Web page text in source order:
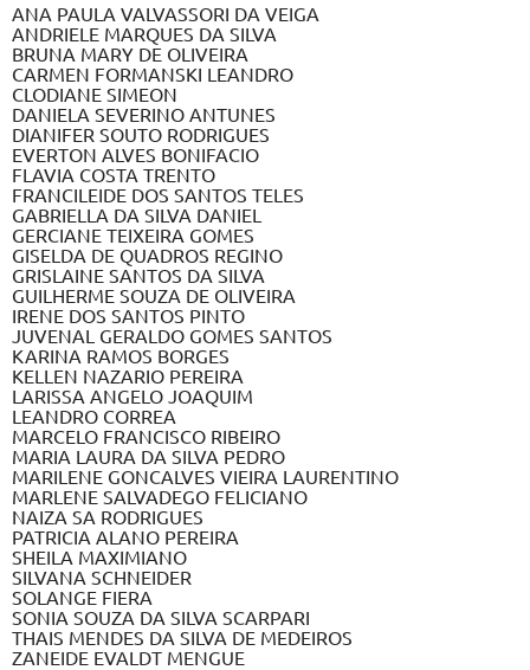
ANA PAULA VALVASSORI DA VEIGA
ANDRIELE MARQUES DA SILVA
BRUNA MARY DE OLIVEIRA
CARMEN FORMANSKI LEANDRO
CLODIANE SIMEON
DANIELA SEVERINO ANTUNES
DIANIFER SOUTO RODRIGUES
EVERTON ALVES BONIFACIO
FLAVIA COSTA TRENTO
FRANCILEIDE DOS SANTOS TELES
GABRIELLA DA SILVA DANIEL
GERCIANE TEIXEIRA GOMES
GISELDA DE QUADROS REGINO
GRISLAINE SANTOS DA SILVA
GUILHERME SOUZA DE OLIVEIRA
IRENE DOS SANTOS PINTO
JUVENAL GERALDO GOMES SANTOS
KARINA RAMOS BORGES
KELLEN NAZARIO PEREIRA
LARISSA ANGELO JOAQUIM
LEANDRO CORREA
MARCELO FRANCISCO RIBEIRO
MARIA LAURA DA SILVA PEDRO
MARILENE GONCALVES VIEIRA LAURENTINO
MARLENE SALVADEGO FELICIANO
NAIZA SA RODRIGUES
PATRICIA ALANO PEREIRA
SHEILA MAXIMIANO
SILVANA SCHNEIDER
SOLANGE FIERA
SONIA SOUZA DA SILVA SCARPARI
THAIS MENDES DA SILVA DE MEDEIROS
ZANEIDE EVALDT MENGUE